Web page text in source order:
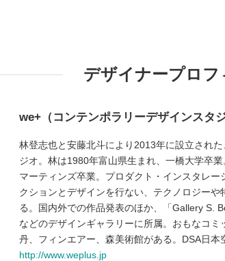
デザイナープロフ
we+（コンテンポラリーデザインスタジ
林登志也と安藤北斗により2013年に設立され
ジオ。林は1980年富山県生まれ、一橋大学卒
マーティンズ卒業。プロダクト・インスタレ
クションとデザインを行ない、テクノロジー
る。国内外での作品発表のほか、「Gallery S.
などのデザインギャラリーに所属。おもなコ
丹、フィンエアー、森美術館がある。DSA日本
http://www.weplus.jp